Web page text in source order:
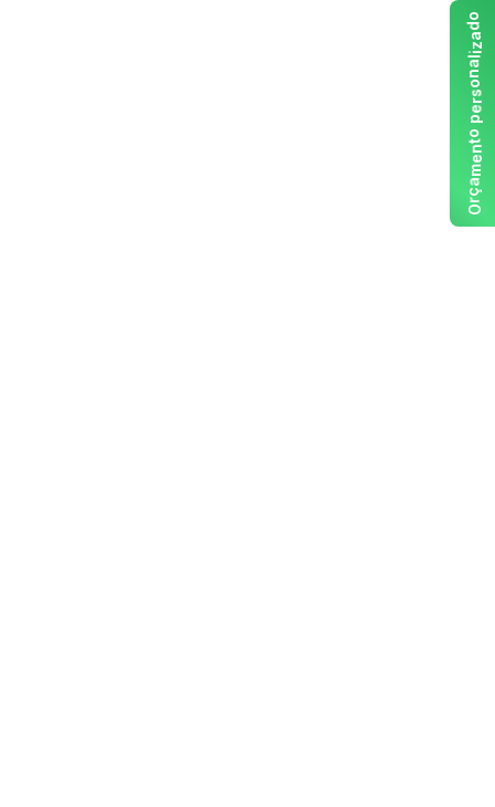
O
r
ç
a
m
e
n
t
o
p
e
r
s
o
n
a
l
i
z
a
d
o